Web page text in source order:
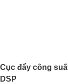
Cục đẩy công
DSP